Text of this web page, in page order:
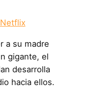
Netflix
a su madre
gigante, el
desarrolla
hacia ellos.